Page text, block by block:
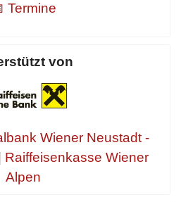
Termine
von
Wiener Neustadt -
Raiffeisenkasse Wiener
Alpen